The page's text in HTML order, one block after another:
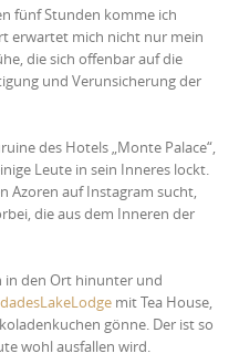
fünf Stunden komme ich
erwartet mich nicht nur mein
die sich offenbar auf die
und Verunsicherung der
des Hotels „Monte Palace“,
Leute in sein Inneres lockt.
Azoren auf Instagram sucht,
die aus dem Inneren der
in den Ort hinunter und
mit Tea House,
gönne. Der ist so
wohl ausfallen wird.